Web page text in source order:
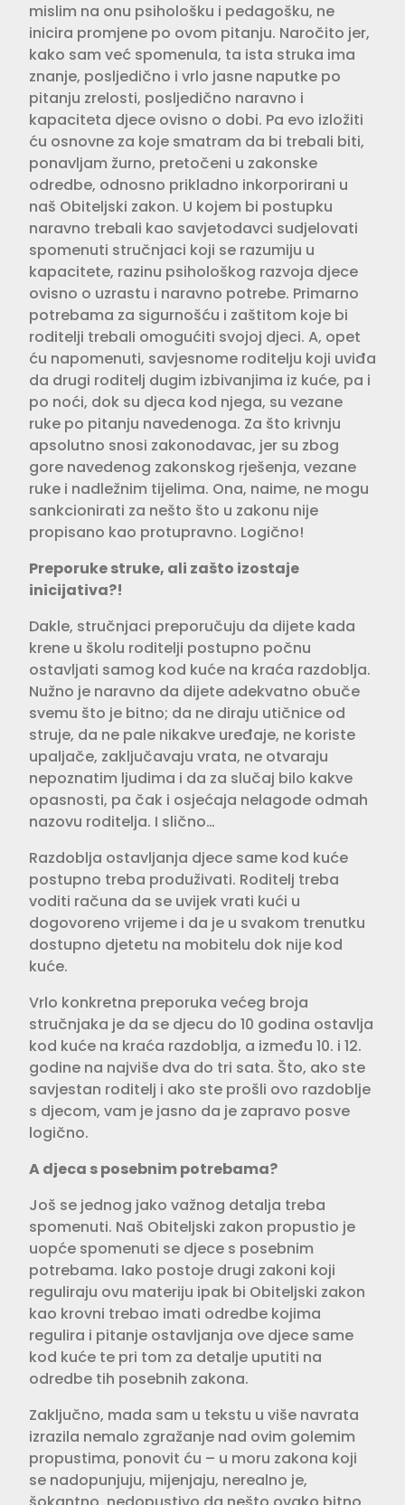
mislim na onu psihološku i pedagošku, ne
inicira promjene po ovom pitanju. Naročito jer,
kako sam već spomenula, ta ista struka ima
znanje, posljedično i vrlo jasne naputke po
pitanju zrelosti, posljedično naravno i
kapaciteta djece ovisno o dobi. Pa evo izložiti
ću osnovne za koje smatram da bi trebali biti,
ponavljam žurno, pretočeni u zakonske
odredbe, odnosno prikladno inkorporirani u
naš Obiteljski zakon. U kojem bi postupku
naravno trebali kao savjetodavci sudjelovati
spomenuti stručnjaci koji se razumiju u
kapacitete, razinu psihološkog razvoja djece
ovisno o uzrastu i naravno potrebe. Primarno
potrebama za sigurnošću i zaštitom koje bi
roditelji trebali omogućiti svojoj djeci. A, opet
ću napomenuti, savjesnome roditelju koji uviđa
da drugi roditelj dugim izbivanjima iz kuće, pa i
po noći, dok su djeca kod njega, su vezane
ruke po pitanju navedenoga. Za što krivnju
apsolutno snosi zakonodavac, jer su zbog
gore navedenog zakonskog rješenja, vezane
ruke i nadležnim tijelima. Ona, naime, ne mogu
sankcionirati za nešto što u zakonu nije
propisano kao protupravno. Logično!
Preporuke struke, ali zašto izostaje
inicijativa?!
Dakle, stručnjaci preporučuju da dijete kada
krene u školu roditelji postupno počnu
ostavljati samog kod kuće na kraća razdoblja.
Nužno je naravno da dijete adekvatno obuče
svemu što je bitno; da ne diraju utičnice od
struje, da ne pale nikakve uređaje, ne koriste
upaljače, zaključavaju vrata, ne otvaraju
nepoznatim ljudima i da za slučaj bilo kakve
opasnosti, pa čak i osjećaja nelagode odmah
nazovu roditelja. I slično…
Razdoblja ostavljanja djece same kod kuće
postupno treba produživati. Roditelj treba
voditi računa da se uvijek vrati kući u
dogovoreno vrijeme i da je u svakom trenutku
dostupno djetetu na mobitelu dok nije kod
kuće.
Vrlo konkretna preporuka većeg broja
stručnjaka je da se djecu do 10 godina ostavlja
kod kuće na kraća razdoblja, a između 10. i 12.
godine na najviše dva do tri sata. Što, ako ste
savjestan roditelj i ako ste prošli ovo razdoblje
s djecom, vam je jasno da je zapravo posve
logično.
A djeca s posebnim potrebama?
Još se jednog jako važnog detalja treba
spomenuti. Naš Obiteljski zakon propustio je
uopće spomenuti se djece s posebnim
potrebama. Iako postoje drugi zakoni koji
reguliraju ovu materiju ipak bi Obiteljski zakon
kao krovni trebao imati odredbe kojima
regulira i pitanje ostavljanja ove djece same
kod kuće te pri tom za detalje uputiti na
odredbe tih posebnih zakona.
Zaključno, mada sam u tekstu u više navrata
izrazila nemalo zgražanje nad ovim golemim
propustima, ponovit ću – u moru zakona koji
se nadopunjuju, mijenjaju, nerealno je,